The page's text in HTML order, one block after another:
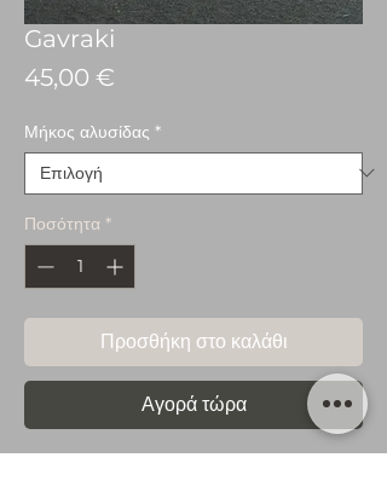
Gavraki
45,00 €
Μήκος αλυσίδας *
Ποσότητα *
Προσθήκη στο καλάθι
Αγορά τώρα